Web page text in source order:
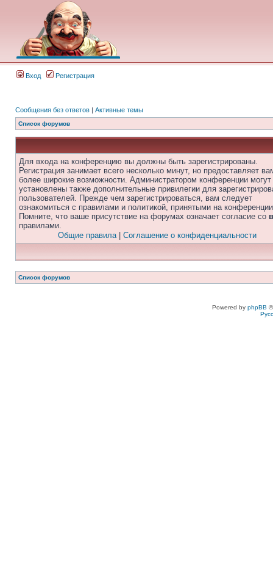
Вход Регистрация
Сообщения без ответов | Активные темы
Список форумов
Для входа на конференцию вы должны быть зарегистрированы.
Регистрация занимает всего несколько минут, но предоставляет
более широкие возможности. Администратором конференции
установлены также дополнительные привилегии для
пользователей. Прежде чем зарегистрироваться, вам следует
ознакомиться с правилами и политикой, принятыми на
Помните, что ваше присутствие на форумах означает согласие со
правилами.
Общие правила| Соглашение о конфиденциальности
Список форумов
Powered by phpBB